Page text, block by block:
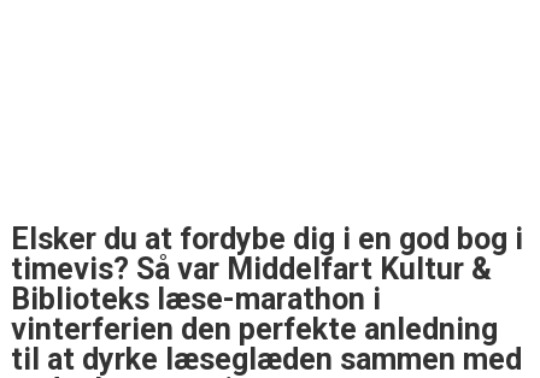
Elsker du at fordybe dig i en god bog i
timevis? Så var Middelfart Kultur &
Biblioteks læse-marathon i
vinterferien den perfekte anledning
til at dyrke læseglæden sammen med